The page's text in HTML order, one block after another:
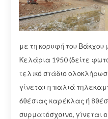
με τη κορυφή του
Κελάρια 1950 (δείτε
τελικό στάδιο
γίνεται η παλιά
6θέσιας καρέκλας ή
συρματόσχοινο, γίνεται